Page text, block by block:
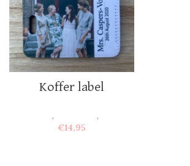
Koffer label
, ,
€14,95